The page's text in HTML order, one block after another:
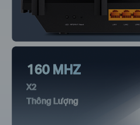
160 MHZ
X2
Thông Lượng